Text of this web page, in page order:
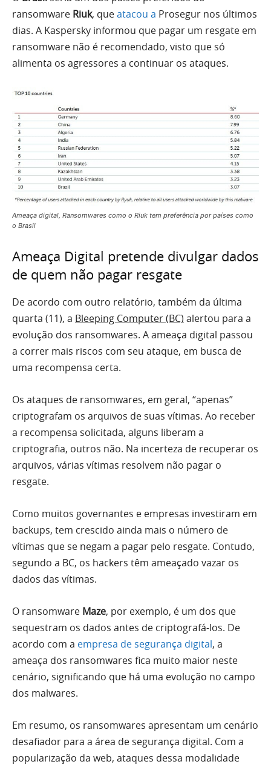
ransomware Riuk, queatacou a Prosegur nos últimos
dias. A Kaspersky informou que pagar um resgate em
ransomware não é recomendado, visto que só
alimenta os agressores a continuar os ataques.
Ameaça digital, Ransomwares como o Riuk tem preferência por países como
o Brasil
Ameaça Digital pretende divulgar dados
de quem não pagar resgate
De acordo com outro relatório, também da última
quarta (11), a Bleeping Computer (BC) alertou para a
evolução dos ransomwares. A ameaça digital passou
a correr mais riscos com seu ataque, em busca de
uma recompensa certa.
Os ataques de ransomwares, em geral, “apenas”
criptografam os arquivos de suas vítimas. Ao receber
a recompensa solicitada, alguns liberam a
criptografia, outros não. Na incerteza de recuperar os
arquivos, várias vítimas resolvem não pagar o
resgate.
Como muitos governantes e empresas investiram em
backups, tem crescido ainda mais o número de
vítimas que se negam a pagar pelo resgate. Contudo,
segundo a BC, os hackers têm ameaçado vazar os
dados das vítimas.
O ransomware Maze, por exemplo, é um dos que
sequestram os dados antes de criptografá-los. De
acordo com a empresa de segurança digital, a
ameaça dos ransomwares fica muito maior neste
cenário, significando que há uma evolução no campo
dos malwares.
Em resumo, os ransomwares apresentam um cenário
desafiador para a área de segurança digital. Com a
popularização da web, ataques dessa modalidade